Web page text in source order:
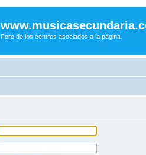
Foro de los centros asociados a la página.